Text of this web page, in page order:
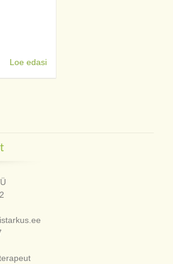
Loe edasi